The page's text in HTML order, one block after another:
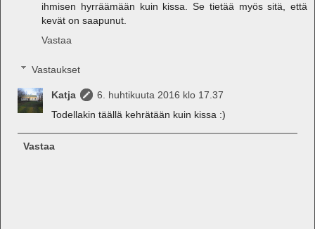
ihmisen hyrräämään kuin kissa. Se tietää myös sitä, että
kevät on saapunut.
Vastaa
Vastaukset
Katja
6. huhtikuuta 2016 klo 17.37
Todellakin täällä kehrätään kuin kissa :)
Vastaa